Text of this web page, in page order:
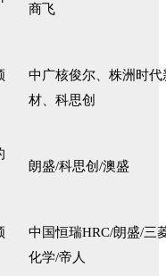
商飞
中广核俊尔、株洲时代
材、科思创
朗盛/科思创/澳盛
中国恒瑞HRC/朗盛/三
化学/帝人